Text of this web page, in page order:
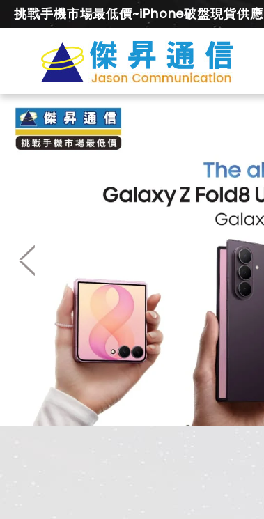
挑戰手機市場最低價~iPhone破盤現貨供應